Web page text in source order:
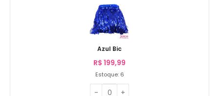
Azul Bic
R$ 199,99
Estoque: 6